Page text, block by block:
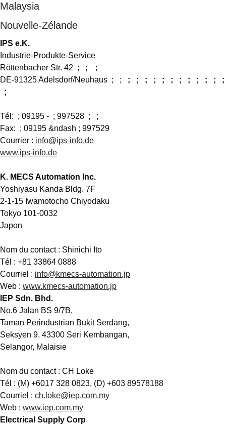
Malaysia
Nouvelle-Zélande
IPS e.K.
Industrie-Produkte-Service
Röttenbacher Str. 42 ; ; ;
DE-91325 Adelsdorf/Neuhaus ; ;
; ; ; ; ; ; ; ; ; ; ; ;
;
Tél: ; 09195 - ; 997528 ; ;
Fax: ; 09195 &ndash ; 997529
Courrier : info@ips-info.de
www.ips-info.de
K. MECS Automation Inc.
Yoshiyasu Kanda Bldg. 7F
2-1-15 Iwamotocho Chiyodaku
Tokyo 101-0032
Japon
Nom du contact : Shinichi Ito
Tél : +81 33864 0888
Courriel : info@kmecs-automation.jp
Web : www.kmecs-automation.jp
IEP Sdn. Bhd.
No.6 Jalan BS 9/7B,
Taman Perindustrian Bukit Serdang,
Seksyen 9, 43300 Seri Kembangan,
Selangor, Malaisie
Nom du contact : CH Loke
Tél : (M) +6017 328 0823, (D) +603 89578188
Courriel : ch.loke@iep.com.my
Web : www.iep.com.my
Electrical Supply Corp